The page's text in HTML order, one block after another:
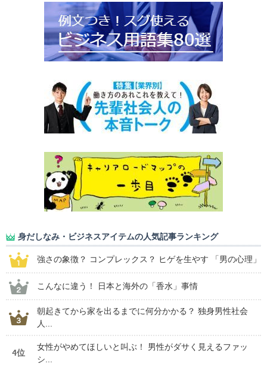
身だしなみ・ビジネスアイテムの人気記事ランキング
強さの象徴？ コンプレックス？ ヒゲを生やす 「男の心理」
こんなに違う！ 日本と海外の「香水」事情
朝起きてから家を出るまでに何分かかる？ 独身男性社会
人...
4位
女性がやめてほしいと叫ぶ！ 男性がダサく見えるファッ
シ...